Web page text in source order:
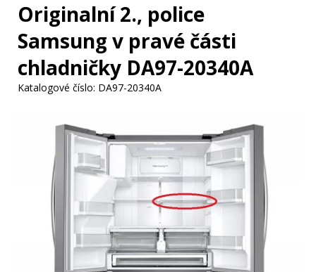
Originalní 2., police
Samsung v pravé části
chladničky DA97-20340A
Katalogové číslo: DA97-20340A